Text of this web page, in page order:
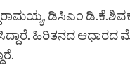
ಡಿಸಿಎಂ
ಹಿರಿತನದ ಆಧಾರದ